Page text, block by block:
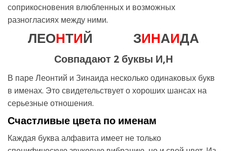
соприкосновения влюбленных и возможных
разногласиях между ними.
ЛЕОНТИЙ ЗИНАИДА
Совпадают 2 буквы И,Н
В паре Леонтий и Зинаида несколько одинаковых букв
в именах. Это свидетельствует о хороших шансах на
серьезные отношения.
Счастливые цвета по именам
Каждая буква алфавита имеет не только